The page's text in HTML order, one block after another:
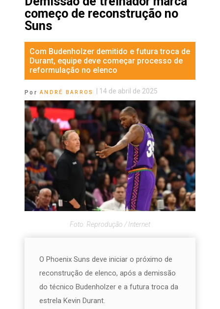
começo de reconstrução no
Suns
Com Budenholzer demitido e futura troca de
Durant, equipe deve começar processo de
reformulação no elenco
Por ANDRÉ BARROS 14 de abril de 2025
Foto: Reprodução / Internet
O Phoenix Suns deve iniciar o próximo de
reconstrução de elenco, após a demissão
do técnico Budenholzer e a futura troca da
estrela Kevin Durant.